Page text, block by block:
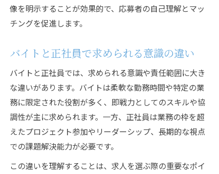
像を明示することが効果的で、応募者の自己理解とマッ
チングを促進します。
バイトと正社員で求められる意識の違い
バイトと正社員では、求められる意識や責任範囲に大き
な違いがあります。バイトは柔軟な勤務時間や特定の業
務に限定された役割が多く、即戦力としてのスキルや協
調性が主に求められます。一方、正社員は業務の枠を超
えたプロジェクト参加やリーダーシップ、長期的な視点
での課題解決能力が必要です。
この違いを理解することは、求人を選ぶ際の重要なポイ